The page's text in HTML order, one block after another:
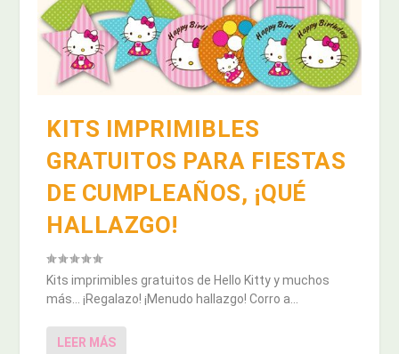
KITS IMPRIMIBLES
GRATUITOS PARA FIESTAS
DE CUMPLEAÑOS, ¡QUÉ
HALLAZGO!
Kits imprimibles gratuitos de Hello Kitty y muchos
más… ¡Regalazo! ¡Menudo hallazgo! Corro a...
LEER MÁS